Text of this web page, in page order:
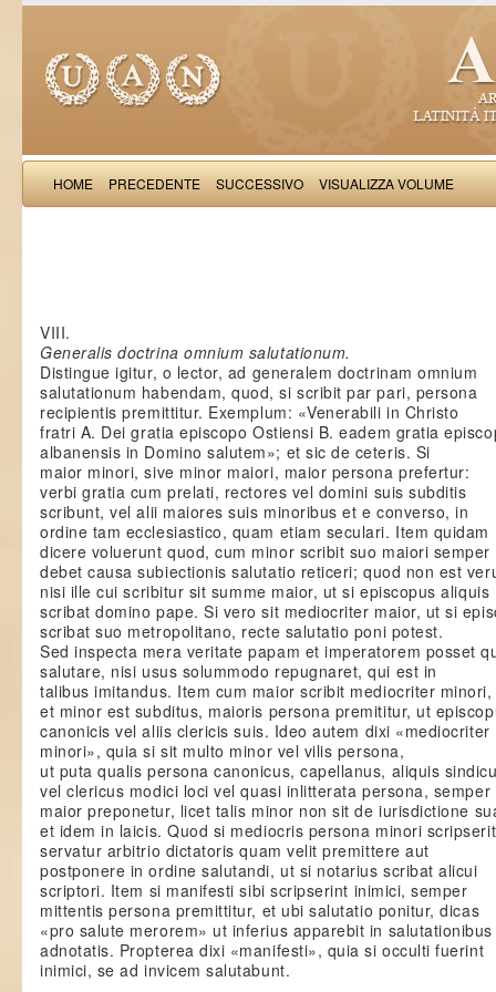
HOME PRECEDENTE SUCCESSIVO VISUALIZZA VOLUME
VIII.
Generalis doctrina omnium salutationum.
Distingue igitur, o lector, ad generalem doctrinam omnium
salutationum habendam, quod, si scribit par pari, persona
recipientis premittitur. Exemplum: «Venerabili in Christo
fratri A. Dei gratia episcopo Ostiensi B. eadem gratia
albanensis in Domino salutem»; et sic de ceteris. Si
maior minori, sive minor maiori, maior persona prefertur:
verbi gratia cum prelati, rectores vel domini suis subditis
scribunt, vel alii maiores suis minoribus et e converso, in
ordine tam ecclesiastico, quam etiam seculari. Item quidam
dicere voluerunt quod, cum minor scribit suo maiori semper
debet causa subiectionis salutatio reticeri; quod non est
nisi ille cui scribitur sit summe maior, ut si episcopus aliquis
scribat domino pape. Si vero sit mediocriter maior, ut si
scribat suo metropolitano, recte salutatio poni potest.
Sed inspecta mera veritate papam et imperatorem posset
salutare, nisi usus solummodo repugnaret, qui est in
talibus imitandus. Item cum maior scribit mediocriter minori,
et minor est subditus, maioris persona premititur, ut
canonicis vel aliis clericis suis. Ideo autem dixi «mediocriter
minori», quia si sit multo minor vel vilis persona,
ut puta qualis persona canonicus, capellanus, aliquis
vel clericus modici loci vel quasi inlitterata persona, semper
maior preponetur, licet talis minor non sit de iurisdictione
et idem in laicis. Quod si mediocris persona minori
servatur arbitrio dictatoris quam velit premittere aut
postponere in ordine salutandi, ut si notarius scribat alicui
scriptori. Item si manifesti sibi scripserint inimici, semper
mittentis persona premittitur, et ubi salutatio ponitur, dicas
«pro salute merorem» ut inferius apparebit in salutationibus
adnotatis. Propterea dixi «manifesti», quia si occulti fuerint
inimici, se ad invicem salutabunt.